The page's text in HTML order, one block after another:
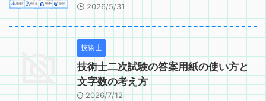
2026/5/31
技術士
技術士二次試験の答案用紙の使い方と
文字数の考え方
2026/7/12